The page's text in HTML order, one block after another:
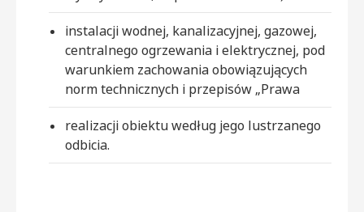
instalacji wodnej, kanalizacyjnej, gazowej,
centralnego ogrzewania i elektrycznej, pod
warunkiem zachowania obowiązujących
norm technicznych i przepisów „Prawa
realizacji obiektu według jego lustrzanego
odbicia.